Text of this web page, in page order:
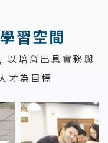
習空間
以培育出具實務與
才為目標